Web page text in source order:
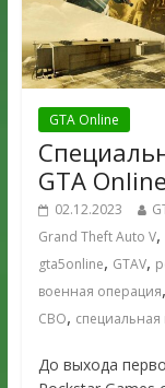
GTA Online
GTA Online
02.12.2023
Grand Theft Auto V,
gta5online, GTAV,
военная операция,
СВО,
До выхода